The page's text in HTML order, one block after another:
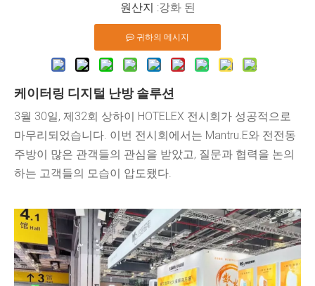
원산지 :강화 된
귀하의 메시지
케이터링 디지털 난방 솔루션
3월 30일, 제32회 상하이 HOTELEX 전시회가 성공적으로
마무리되었습니다. 이번 전시회에서는 Mantru.E와 전전동
주방이 많은 관객들의 관심을 받았고, 질문과 협력을 논의
하는 고객들의 모습이 압도됐다.